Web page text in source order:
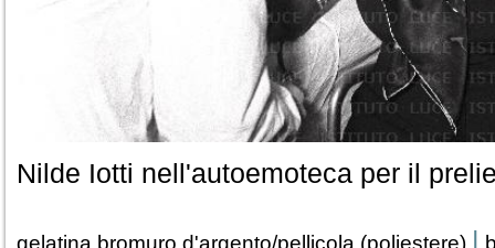
Nilde Iotti nell'autoemoteca per il
gelatina bromuro d'argento/pellicola (poliestere) |